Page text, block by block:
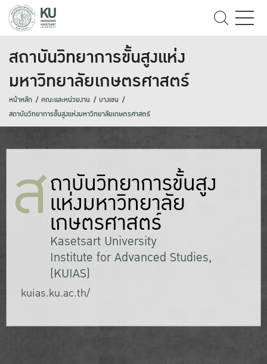
สถาบันวิทยาการขั้นสูงแห่ง
มหาวิทยาลัยเกษตรศาสตร์
หน้าหลัก คณะและหน่วยงาน
บางเขน
สถาบันวิทยาการขั้นสูงแห่งมหาวิทยาลัยเกษตรศาสตร์
สถาบันวิทยาการขั้นสูง
แห่งมหาวิทยาลัย
เกษตรศาสตร์
Kasetsart University
Institute for Advanced Studies,
(KUIAS)
kuias.ku.ac.th/